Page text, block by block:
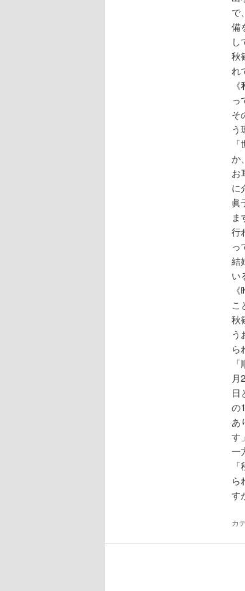
で
備
し
秋
れ
っ
そ
う
か
お
に
眞
ま
行
っ
結
い
こ
秋
う
ら
月
日
の
あ
す
一
ら
す
カ